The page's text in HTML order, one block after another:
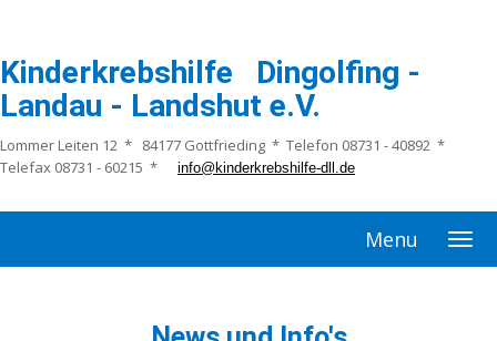
Kinderkrebshilfe Dingolfing -
Landau - Landshut e.V.
Lommer Leiten 12 * 84177 Gottfrieding * Telefon 08731 - 40892 *
Telefax 08731 - 60215 *
info@kinderkrebshilfe-dll.de
Menu